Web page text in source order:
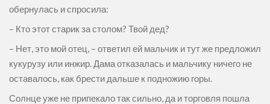
обернулась и спросила:
– Кто этот старик за столом? Твой дед?
– Нет, это мой отец, – ответил ей мальчик и тут же предложил
кукурузу или инжир. Дама отказалась и мальчику ничего не
оставалось, как брести дальше к подножию горы.
Солнце уже не припекало так сильно, да и торговля пошла